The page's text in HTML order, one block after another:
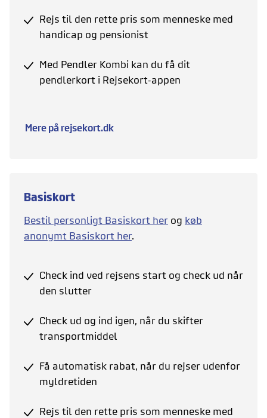
Rejs til den rette pris som menneske med
handicap og pensionist
Med Pendler Kombi kan du få dit
pendlerkort i Rejsekort-appen
Mere på rejsekort.dk
Basiskort
Bestil personligt Basiskort her og køb
anonymt Basiskort her.
Check ind ved rejsens start og check ud når
den slutter
Check ud og ind igen, når du skifter
transportmiddel
Få automatisk rabat, når du rejser udenfor
myldretiden
Rejs til den rette pris som menneske med